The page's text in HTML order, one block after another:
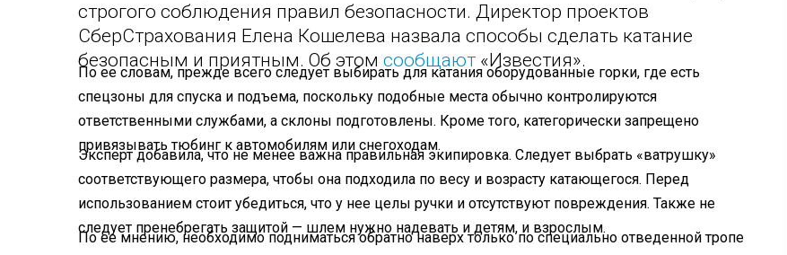
строгого соблюдения правил безопасности. Директор проектов
СберСтрахования Елена Кошелева назвала способы сделать катание
безопасным и приятным. Об этом сообщают «Известия».
По ее словам, прежде всего следует выбирать для катания оборудованные горки, где есть
спецзоны для спуска и подъема, поскольку подобные места обычно контролируются
ответственными службами, а склоны подготовлены. Кроме того, категорически запрещено
привязывать тюбинг к автомобилям или снегоходам.
Эксперт добавила, что не менее важна правильная экипировка. Следует выбрать «ватрушку»
соответствующего размера, чтобы она подходила по весу и возрасту катающегося. Перед
использованием стоит убедиться, что у нее целы ручки и отсутствуют повреждения. Также не
следует пренебрегать защитой — шлем нужно надевать и детям, и взрослым.
По ее мнению, необходимо подниматься обратно наверх только по специально отведенной тропе